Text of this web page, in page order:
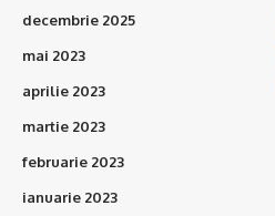
decembrie 2025
mai 2023
aprilie 2023
martie 2023
februarie 2023
ianuarie 2023